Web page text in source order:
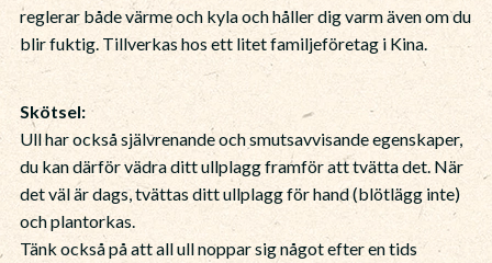
reglerar både värme och kyla och håller dig varm även om du
blir fuktig. Tillverkas hos ett litet familjeföretag i Kina.
Skötsel:
Ull har också självrenande och smutsavvisande egenskaper,
du kan därför vädra ditt ullplagg framför att tvätta det. När
det väl är dags, tvättas ditt ullplagg för hand (blötlägg inte)
och plantorkas.
Tänk också på att all ull noppar sig något efter en tids